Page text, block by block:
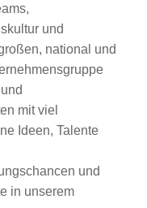
und
national und
mit viel
Ideen, Talente
und
in unserem